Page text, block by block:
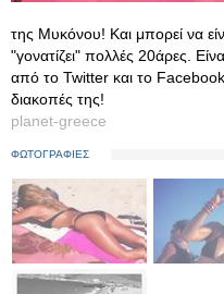
της Μυκόνου! Και μπορεί να
"γονατίζει" πολλές 20άρες.
από το Twitter και το Facebook
διακοπές της!
planet-greece
ΦΩΤΟΓΡΑΦΙΕΣ